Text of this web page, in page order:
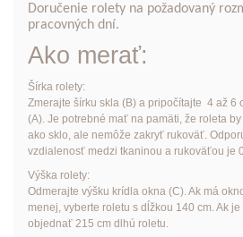
Doručenie rolety na požadovaný
pracovných dní.
Ako merať:
Šírka rolety:
Zmerajte šírku skla (B) a pripočítajte 4 až 6
(A). Je potrebné mať na pamäti, že roleta
ako sklo, ale nemôže zakryť rukoväť.
vzdialenosť medzi tkaninou a rukoväťou je
Výška rolety:
Odmerajte výšku krídla okna (C). Ak má
menej, vyberte roletu s dĺžkou 140 cm. Ak
objednať 215 cm dlhú roletu.